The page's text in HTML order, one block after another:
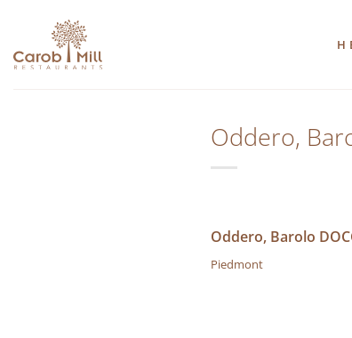
περιεχόμενο
Η
Oddero,
Oddero, Barolo
Piedmont